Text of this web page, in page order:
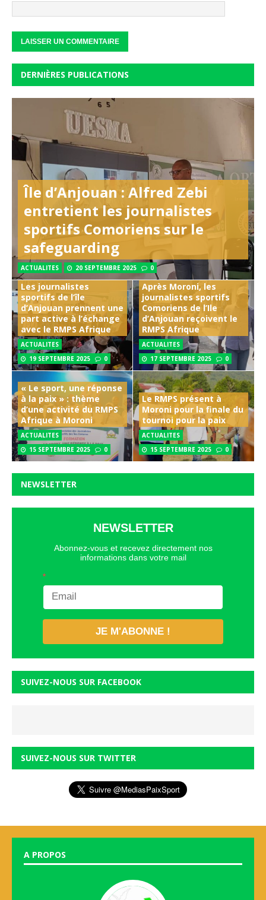
DERNIÈRES PUBLICATIONS
Île d’Anjouan : Alfred Zebi
entretient les journalistes
sportifs Comoriens sur le
safeguarding
ACTUALITES 20 SEPTEMBRE 2025 0
Les journalistes
sportifs de l’île
d’Anjouan prennent une
part active à l’échange
avec le RMPS Afrique
ACTUALITES
19 SEPTEMBRE 2025
0
Après Moroni, les
journalistes sportifs
Comoriens de l’Ile
d’Anjouan reçoivent le
RMPS Afrique
ACTUALITES
17 SEPTEMBRE 2025
0
« Le sport, une réponse
à la paix » : thème
d’une activité du RMPS
Afrique à Moroni
ACTUALITES
15 SEPTEMBRE 2025
0
Le RMPS présent à
Moroni pour la finale du
tournoi pour la paix
ACTUALITES
15 SEPTEMBRE 2025
0
NEWSLETTER
NEWSLETTER
Abonnez-vous et recevez directement nos
informations dans votre mail
*
JE M'ABONNE !
SUIVEZ-NOUS SUR FACEBOOK
SUIVEZ-NOUS SUR TWITTER
A PROPOS